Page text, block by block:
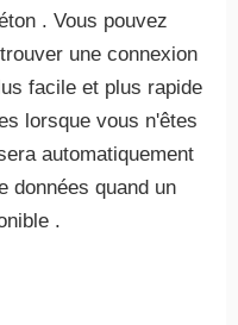
. Vous pouvez
une connexion
facile et plus rapide
lorsque vous n'êtes
automatiquement
données quand un
.